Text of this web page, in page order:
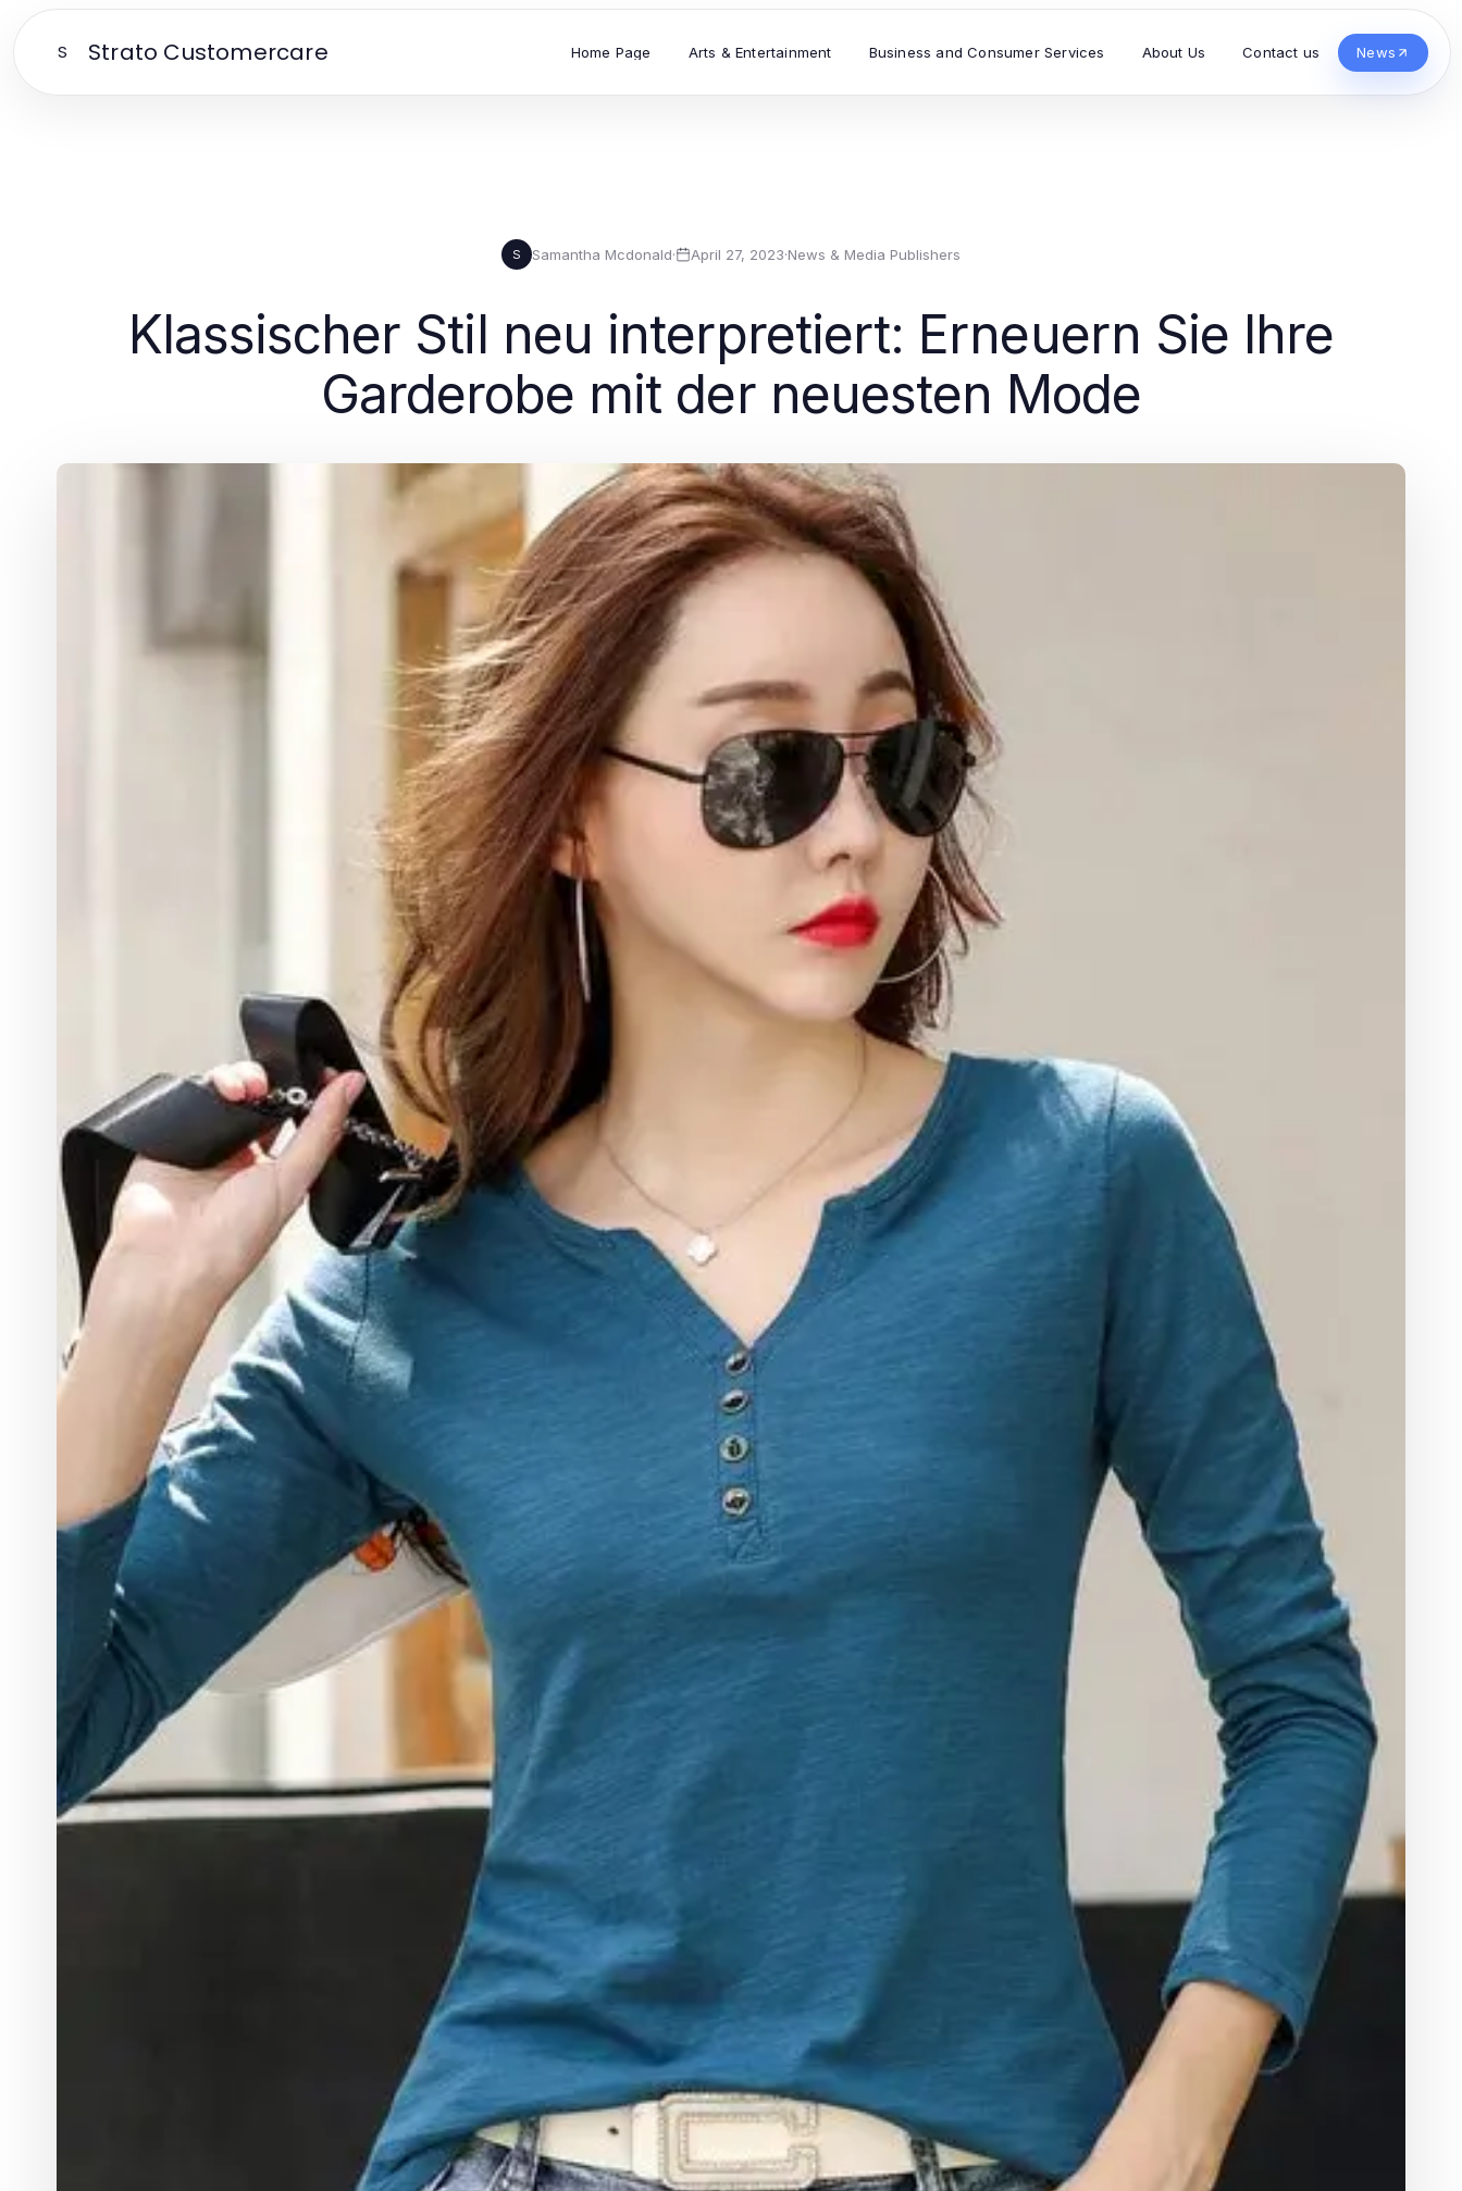
S Strato Customercare Home Page Arts & Entertainment Business and Consumer Services About Us Contact us News
S Samantha Mcdonald· April 27, 2023·News & Media Publishers
Klassischer Stil neu interpretiert: Erneuern Sie Ihre
Garderobe mit der neuesten Mode